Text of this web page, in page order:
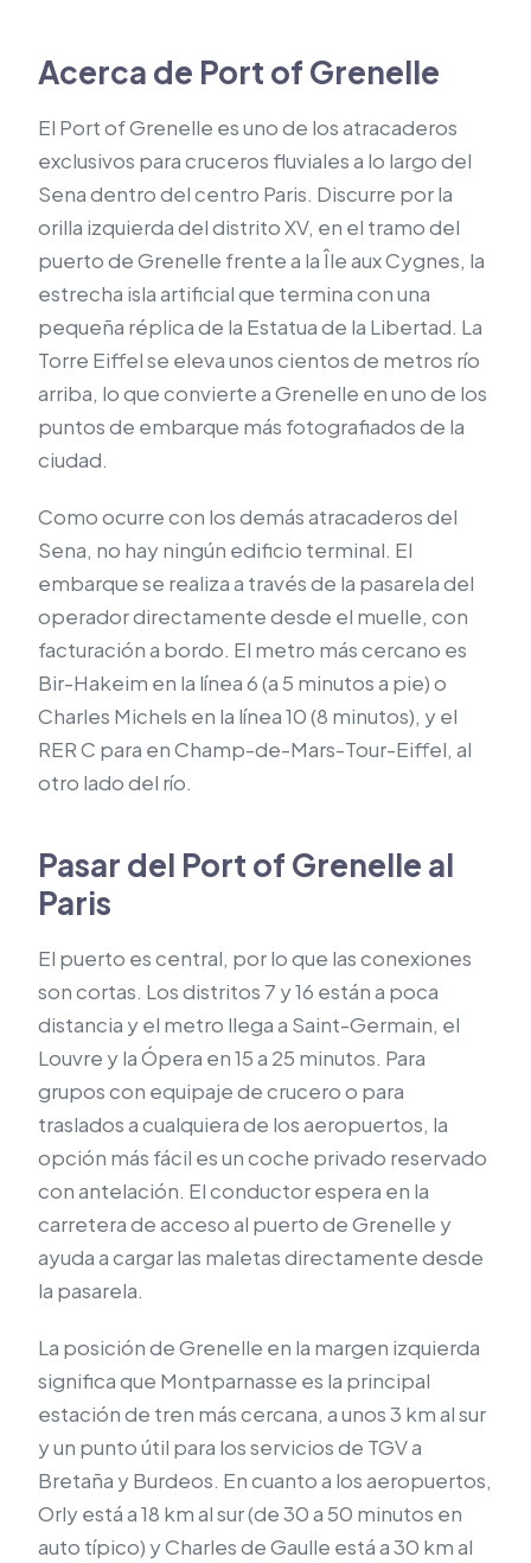
Acerca de Port of Grenelle
El Port of Grenelle es uno de los atracaderos
exclusivos para cruceros fluviales a lo largo del
Sena dentro del centro Paris. Discurre por la
orilla izquierda del distrito XV, en el tramo del
puerto de Grenelle frente a la Île aux Cygnes, la
estrecha isla artificial que termina con una
pequeña réplica de la Estatua de la Libertad. La
Torre Eiffel se eleva unos cientos de metros río
arriba, lo que convierte a Grenelle en uno de los
puntos de embarque más fotografiados de la
ciudad.
Como ocurre con los demás atracaderos del
Sena, no hay ningún edificio terminal. El
embarque se realiza a través de la pasarela del
operador directamente desde el muelle, con
facturación a bordo. El metro más cercano es
Bir-Hakeim en la línea 6 (a 5 minutos a pie) o
Charles Michels en la línea 10 (8 minutos), y el
RER C para en Champ-de-Mars-Tour-Eiffel, al
otro lado del río.
Pasar del Port of Grenelle al
Paris
El puerto es central, por lo que las conexiones
son cortas. Los distritos 7 y 16 están a poca
distancia y el metro llega a Saint-Germain, el
Louvre y la Ópera en 15 a 25 minutos. Para
grupos con equipaje de crucero o para
traslados a cualquiera de los aeropuertos, la
opción más fácil es un coche privado reservado
con antelación. El conductor espera en la
carretera de acceso al puerto de Grenelle y
ayuda a cargar las maletas directamente desde
la pasarela.
La posición de Grenelle en la margen izquierda
significa que Montparnasse es la principal
estación de tren más cercana, a unos 3 km al sur
y un punto útil para los servicios de TGV a
Bretaña y Burdeos. En cuanto a los aeropuertos,
Orly está a 18 km al sur (de 30 a 50 minutos en
auto típico) y Charles de Gaulle está a 30 km al